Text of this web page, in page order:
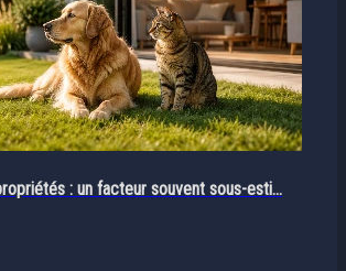
: un facteur souvent sous-esti...